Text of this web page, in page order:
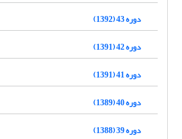
دوره 43 (1392)
دوره 42 (1391)
دوره 41 (1391)
دوره 40 (1389)
دوره 39 (1388)